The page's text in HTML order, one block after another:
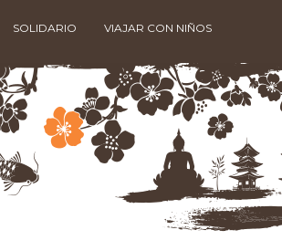
SOLIDARIO VIAJAR CON NIÑOS